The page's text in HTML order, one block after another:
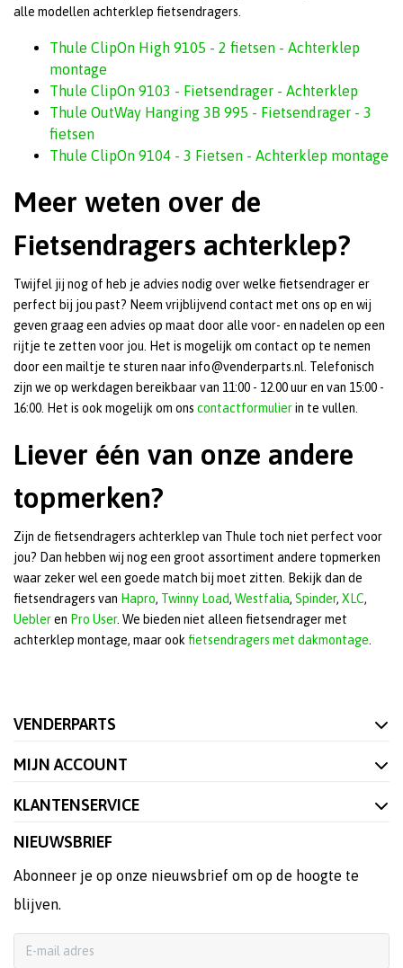
alle modellen achterklep fietsendragers.
Thule ClipOn High 9105 - 2 fietsen - Achterklep
montage
Thule ClipOn 9103 - Fietsendrager - Achterklep
Thule OutWay Hanging 3B 995 - Fietsendrager - 3
fietsen
Thule ClipOn 9104 - 3 Fietsen - Achterklep montage
Meer weten over de
Fietsendragers achterklep?
Twijfel jij nog of heb je advies nodig over welke fietsendrager er
perfect bij jou past? Neem vrijblijvend contact met ons op en wij
geven graag een advies op maat door alle voor- en nadelen op een
rijtje te zetten voor jou. Het is mogelijk om contact op te nemen
door een mailtje te sturen naar info@venderparts.nl. Telefonisch
zijn we op werkdagen bereikbaar van 11:00 - 12.00 uur en van 15:00 -
16:00. Het is ook mogelijk om ons contactformulierin te vullen.
Liever één van onze andere
topmerken?
Zijn de fietsendragers achterklep van Thule toch niet perfect voor
jou? Dan hebben wij nog een groot assortiment andere topmerken
waar zeker wel een goede match bij moet zitten. Bekijk dan de
fietsendragers van Hapro, Twinny Load, Westfalia, Spinder, XLC,
Uebleren Pro User. We bieden niet alleen fietsendrager met
achterklep montage, maar ookfietsendragers met dakmontage.
VENDERPARTS
MIJN ACCOUNT
KLANTENSERVICE
NIEUWSBRIEF
Abonneer je op onze nieuwsbrief om op de hoogte te
blijven.